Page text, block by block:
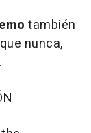
también
nunca,